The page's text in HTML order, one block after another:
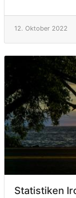
12. Oktober 2022
Statistiken